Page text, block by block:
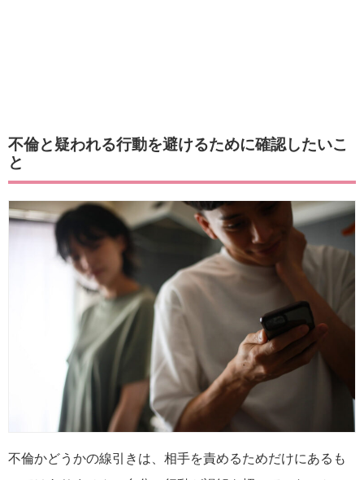
不倫と疑われる行動を避けるために確認したいこ
と
不倫かどうかの線引きは、相手を責めるためだけにあるも